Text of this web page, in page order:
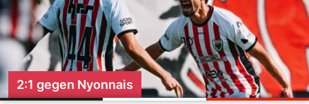
2:1 gegen Nyonnais